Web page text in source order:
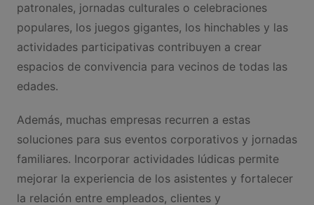
patronales, jornadas culturales o celebraciones
populares, los juegos gigantes, los hinchables y las
actividades participativas contribuyen a crear
espacios de convivencia para vecinos de todas las
edades.
Además, muchas empresas recurren a estas
soluciones para sus eventos corporativos y jornadas
familiares. Incorporar actividades lúdicas permite
mejorar la experiencia de los asistentes y fortalecer
la relación entre empleados, clientes y